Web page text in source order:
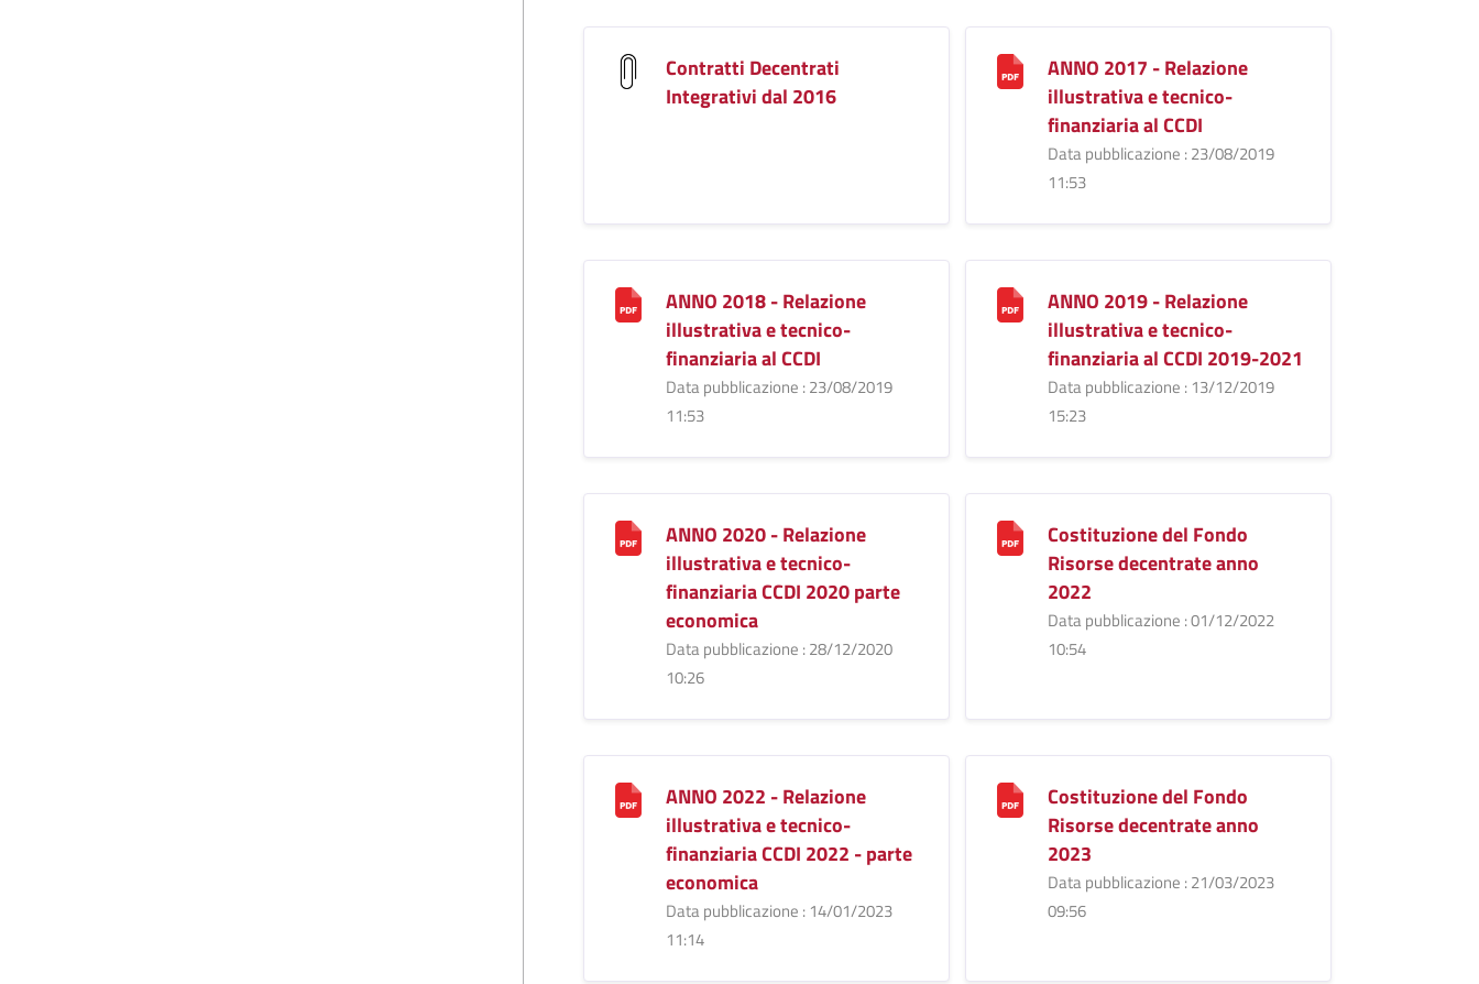
Contratti Decentrati
Integrativi dal 2016
ANNO 2017 - Relazione
illustrativa e tecnico-
finanziaria al CCDI
Data pubblicazione : 23/08/2019
11:53
ANNO 2018 - Relazione
illustrativa e tecnico-
finanziaria al CCDI
Data pubblicazione : 23/08/2019
11:53
ANNO 2019 - Relazione
illustrativa e tecnico-
finanziaria al CCDI 2019-2021
Data pubblicazione : 13/12/2019
15:23
ANNO 2020 - Relazione
illustrativa e tecnico-
finanziaria CCDI 2020 parte
economica
Data pubblicazione : 28/12/2020
10:26
Costituzione del Fondo
Risorse decentrate anno
2022
Data pubblicazione : 01/12/2022
10:54
ANNO 2022 - Relazione
illustrativa e tecnico-
finanziaria CCDI 2022 - parte
economica
Data pubblicazione : 14/01/2023
11:14
Costituzione del Fondo
Risorse decentrate anno
2023
Data pubblicazione : 21/03/2023
09:56